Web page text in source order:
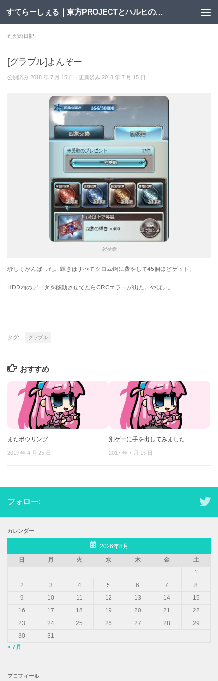
コンテンツへスキップ すてらーしぇる｜東方PROJECTとハルヒの二次創作サイト
ただの日記
[グラブル]よんぞー
公開済み 2018 年 7 月 15 日 · 更新済み 2018 年 7 月 15 日
討伐章
珍しくがんばった。輝きはすべてクロム鋼に費やして45個ほどゲット。
HDD内のデータを移動させてたらCRCエラーが出た。やばい。
タグ: グラブル
おすすめ
またボウリング
2019 年 4 月 25 日
別ゲーに手を出してみました
2017 年 7 月 15 日
フォロー:
カレンダー
2026年8月
日
月 火 水 木 金
土
1
2
3 4 5 6 7
8
9
10 11 12 13 14
15
16
17 18 19 20 21
22
23
24 25 26 27 28
29
30
31
« 7月
プロフィール